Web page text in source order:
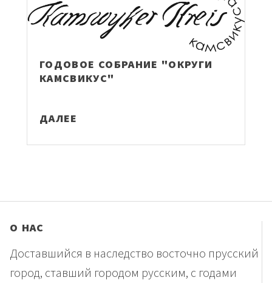
ГОДОВОЕ СОБРАНИЕ "ОКРУГИ
КАМСВИКУС"
ДАЛЕЕ
О НАС
Доставшийся в наследство восточно прусский
город, ставший городом русским, с годами